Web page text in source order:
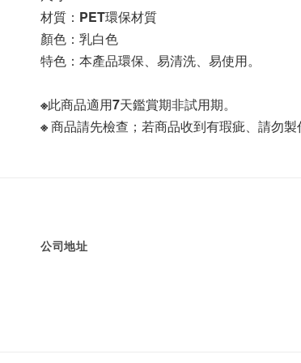
材質：PET環保材質
顏色：乳白色
特色：本產品環保、易清洗、易使用。
※此商品適用7天鑑賞期非試用期。
※ 商品請先檢查；若商品收到有瑕疵、請勿
公司地址